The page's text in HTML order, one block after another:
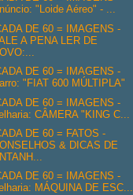
"Loide Aéreo" - ...
DE 60 = IMAGENS -
A PENA LER DE
DE 60 = IMAGENS -
"FIAT 600 MÚLTIPLA"
DE 60 = IMAGENS -
CÂMERA "KING C...
DE 60 = FATOS -
& DICAS DE
DE 60 = IMAGENS -
MÁQUINA DE ESC...